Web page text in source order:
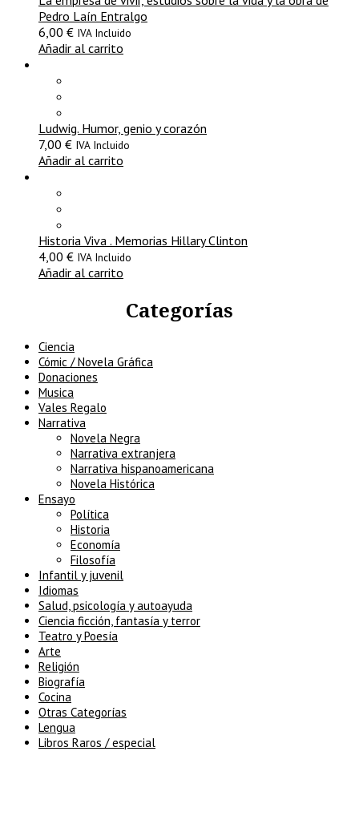
Pedro Laín Entralgo
6,00 € IVA Incluido
Añadir al carrito
Ludwig. Humor, genio y corazón
7,00 € IVA Incluido
Añadir al carrito
Historia Viva . Memorias Hillary Clinton
4,00 € IVA Incluido
Añadir al carrito
Categorías
Ciencia
Cómic / Novela Gráfica
Donaciones
Musica
Vales Regalo
Narrativa
Novela Negra
Narrativa extranjera
Narrativa hispanoamericana
Novela Histórica
Ensayo
Política
Historia
Economía
Filosofía
Infantil y juvenil
Idiomas
Salud, psicología y autoayuda
Ciencia ficción, fantasía y terror
Teatro y Poesía
Arte
Religión
Biografía
Cocina
Otras Categorías
Lengua
Libros Raros / especial